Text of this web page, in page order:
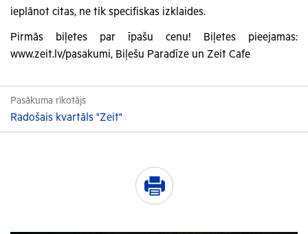
ieplānot citas, ne tik specifiskas izklaides.
Pirmās biļetes par īpašu cenu! Biļetes pieejamas:
www.zeit.lv/pasakumi, Biļešu Paradīze un Zeit Cafe
Pasākuma rīkotājs
Radošais kvartāls "Zeit"